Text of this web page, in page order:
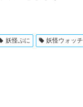
妖怪ぷに 妖怪ウォッチ